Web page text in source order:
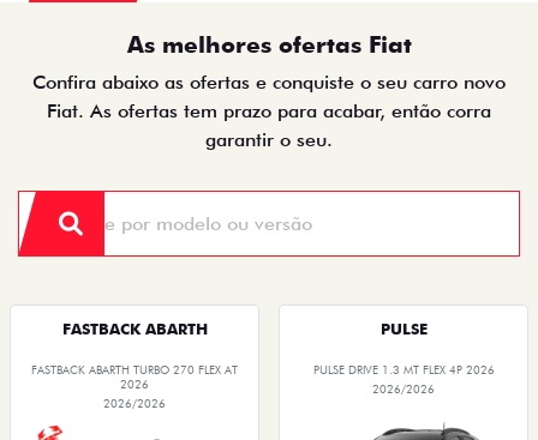
As melhores ofertas Fiat
Confira abaixo as ofertas e conquiste o seu carro novo
Fiat. As ofertas tem prazo para acabar, então corra
garantir o seu.
FASTBACK ABARTH
FASTBACK ABARTH TURBO 270 FLEX AT
2026
2026/2026
PULSE
PULSE DRIVE 1.3 MT FLEX 4P 2026
2026/2026